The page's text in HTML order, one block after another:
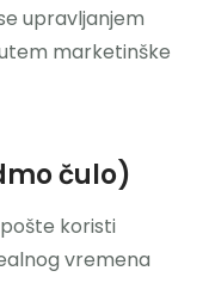
upravljanjem
marketinške
čulo)
koristi
vremena